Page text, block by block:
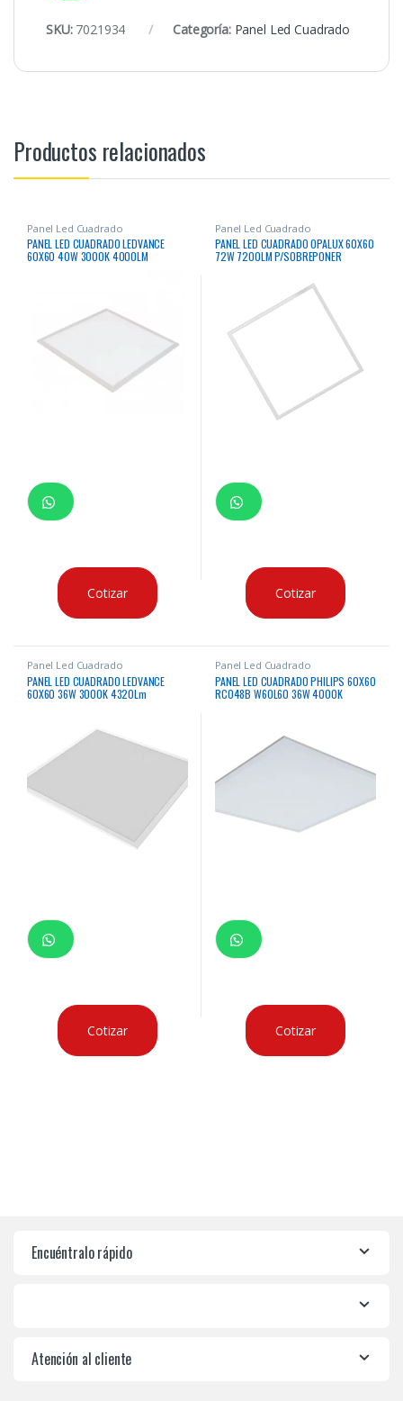
SKU: 7021934 Categoría: Panel Led Cuadrado
Productos relacionados
Panel Led Cuadrado
PANEL LED CUADRADO LEDVANCE
60X60 40W 3000K 4000LM
Cotizar
Panel Led Cuadrado
PANEL LED CUADRADO OPALUX 60X60
72W 7200LM P/SOBREPONER
Cotizar
Panel Led Cuadrado
PANEL LED CUADRADO LEDVANCE
60X60 36W 3000K 4320Lm
Cotizar
Panel Led Cuadrado
PANEL LED CUADRADO PHILIPS 60X60
RC048B W60L60 36W 4000K
Cotizar
Encuéntralo rápido
Atención al cliente